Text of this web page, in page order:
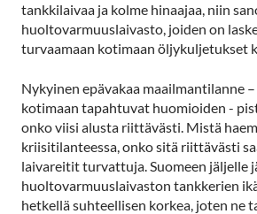
tankkilaivaa ja kolme hinaajaa, niin
huoltovarmuuslaivasto, joiden on
turvaamaan kotimaan öljykuljetukset
Nykyinen epävakaa maailmantilanne
kotimaan tapahtuvat huomioiden -
onko viisi alusta riittävästi. Mistä
kriisitilanteessa, onko sitä riittävästi
laivareitit turvattuja. Suomeen jäljelle
huoltovarmuuslaivaston tankkerien
hetkellä suhteellisen korkea, joten ne